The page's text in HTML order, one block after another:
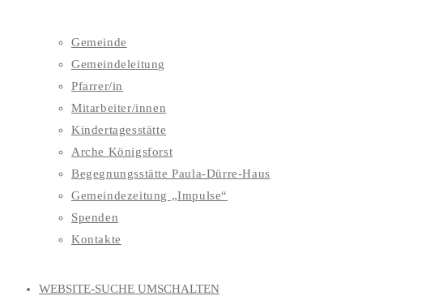
Gemeinde
Gemeindeleitung
Pfarrer/in
Mitarbeiter/innen
Kindertagesstätte
Arche Königsforst
Begegnungsstätte Paula-Dürre-Haus
Gemeindezeitung „Impulse“
Spenden
Kontakte
WEBSITE-SUCHE UMSCHALTEN